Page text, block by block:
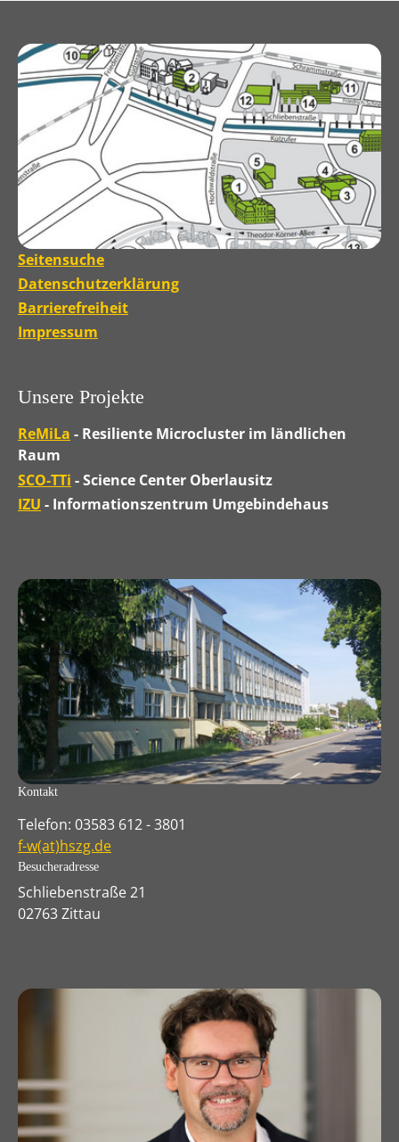
Seitensuche
Datenschutzerklärung
Barrierefreiheit
Impressum
Unsere Projekte
ReMiLa - Resiliente Microcluster im ländlichen
Raum
SCO-TTi - Science Center Oberlausitz
IZU - Informationszentrum Umgebindehaus
Kontakt
Telefon: 03583 612 - 3801
f-w(at)hszg.de
Besucheradresse
Schliebenstraße 21
02763 Zittau